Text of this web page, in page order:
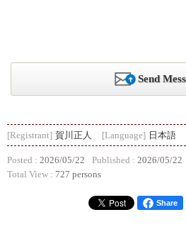
Send
[Registrant] 賀川正人 [Language] 日本語
Posted : 2026/05/22 Published : 2026/05/22
Total View : 727 persons
Share